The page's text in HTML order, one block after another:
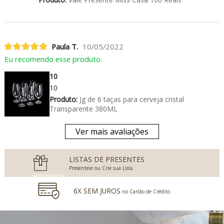
Paula T. 10/05/2022
Eu recomendo esse produto.
10
10
Produto:Jg de 6 taças para cerveja cristal
Transparente 380ML
Ver mais avaliações
LISTAS DE PRESENTES
Presenteie ou Crie sua Lista
6X SEM JUROS no Cartão de Crédito
no Boleto Bancário e PIX